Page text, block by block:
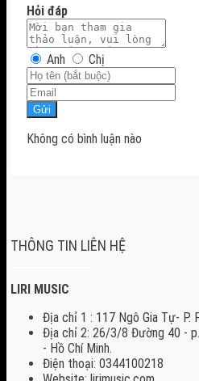
Hỏi đáp
Anh Chị
Gửi
Không có bình luận nào
THÔNG TIN LIÊN HỆ
LIRI MUSIC
Địa chỉ 1 : 117 Ngô Gia Tự- P.
Địa chỉ 2: 26/3/8 Đường 40 -
- Hồ Chí Minh.
Điện thoại: 0344100218